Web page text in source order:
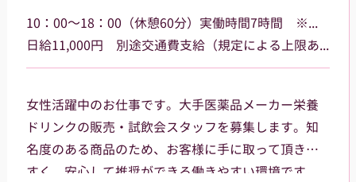
10：00～18：00（休憩60分）実働時間7時間 ※勤務場所によって多少時間が異なる場合があります
日給11,000円 別途交通費支給（規定による上限あり）
女性活躍中のお仕事です。大手医薬品メーカー栄養
ドリンクの販売・試飲会スタッフを募集します。知
名度のある商品のため、お客様に手に取って頂きや
すく、安心して推奨ができる働きやすい環境です。